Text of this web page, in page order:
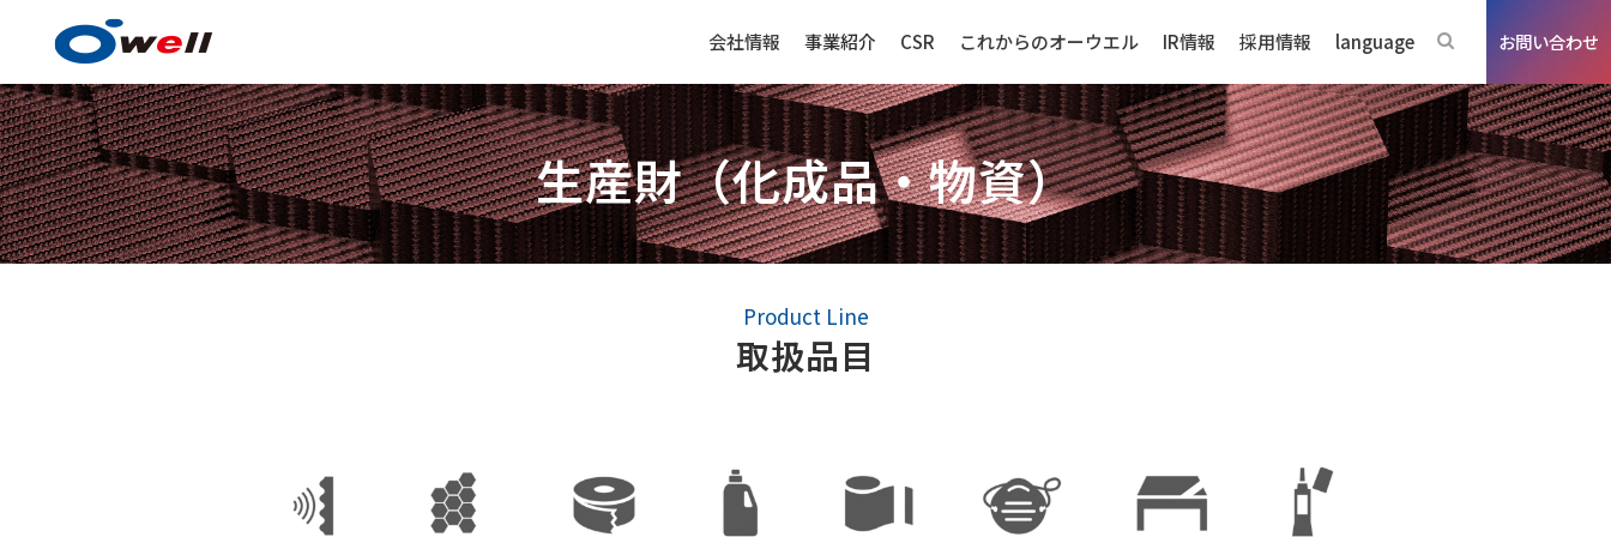
会社情報 事業紹介
塗料・塗膜形成技術
事例紹介
技術センター
生産財（化成品・物資）
事例紹介
センサー
事例紹介
取扱品目
CSR これからのオーウエル IR情報 採用情報 language お問い合わせ
生産財（化成品・物資）
Product Line
取扱品目